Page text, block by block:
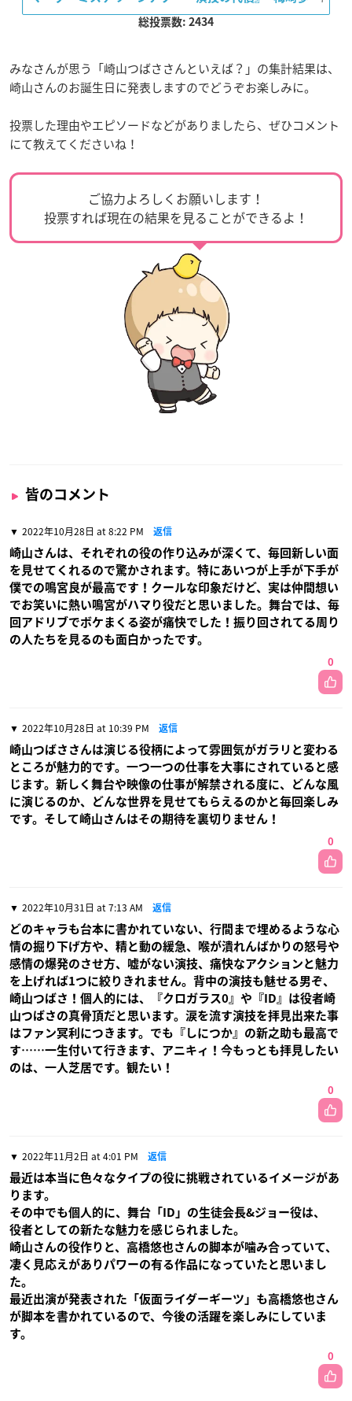
総投票数: 2434
みなさんが思う「崎山つばささんといえば？」の集計結果は、
崎山さんのお誕生日に発表しますのでどうぞお楽しみに。
投票した理由やエピソードなどがありましたら、ぜひコメント
にて教えてくださいね！
ご協力よろしくお願いします！
投票すれば現在の結果を見ることができるよ！
皆のコメント
2022年10月28日 at 8:22 PM 返信
崎山さんは、それぞれの役の作り込みが深くて、毎回新しい面
を見せてくれるので驚かされます。特にあいつが上手が下手が
僕での鳴宮良が最高です！クールな印象だけど、実は仲間想い
でお笑いに熱い鳴宮がハマり役だと思いました。舞台では、毎
回アドリブでボケまくる姿が痛快でした！振り回されてる周り
の人たちを見るのも面白かったです。
0
2022年10月28日 at 10:39 PM 返信
崎山つばささんは演じる役柄によって雰囲気がガラリと変わる
ところが魅力的です。一つ一つの仕事を大事にされていると感
じます。新しく舞台や映像の仕事が解禁される度に、どんな風
に演じるのか、どんな世界を見せてもらえるのかと毎回楽しみ
です。そして崎山さんはその期待を裏切りません！
0
2022年10月31日 at 7:13 AM 返信
どのキャラも台本に書かれていない、行間まで埋めるような心
情の掘り下げ方や、精と動の緩急、喉が潰れんばかりの怒号や
感情の爆発のさせ方、嘘がない演技、痛快なアクションと魅力
を上げれば1つに絞りきれません。背中の演技も魅せる男ぞ、
崎山つばさ！個人的には、『クロガラス0』や『ID』は役者崎
山つばさの真骨頂だと思います。涙を流す演技を拝見出来た事
はファン冥利につきます。でも『しにつか』の新之助も最高で
す……一生付いて行きます、アニキィ！今もっとも拝見したい
のは、一人芝居です。観たい！
0
2022年11月2日 at 4:01 PM 返信
最近は本当に色々なタイプの役に挑戦されているイメージがあ
ります。
その中でも個人的に、舞台「ID」の生徒会長&ジョー役は、
役者としての新たな魅力を感じられました。
崎山さんの役作りと、高橋悠也さんの脚本が噛み合っていて、
凄く見応えがありパワーの有る作品になっていたと思いまし
た。
最近出演が発表された「仮面ライダーギーツ」も高橋悠也さん
が脚本を書かれているので、今後の活躍を楽しみにしていま
す。
0